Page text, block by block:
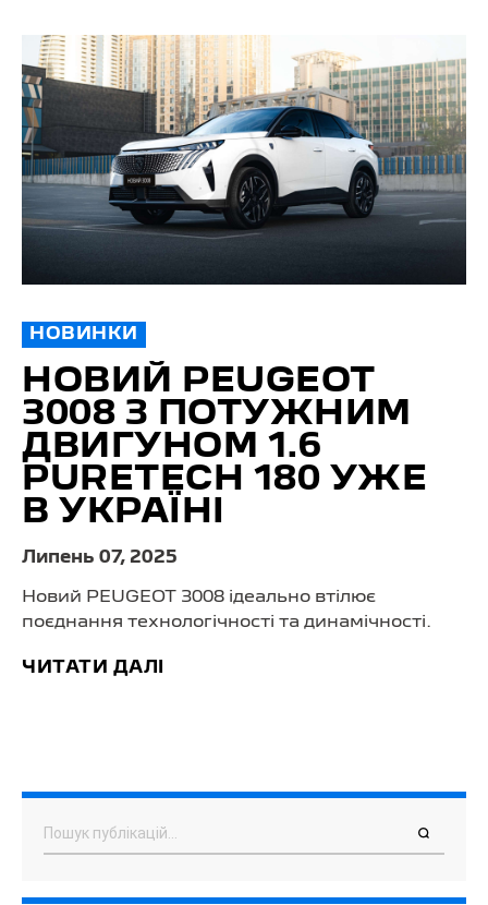
НОВИНКИ
НОВИЙ PEUGEOT
3008 З ПОТУЖНИМ
ДВИГУНОМ 1.6
PURETECH 180 УЖЕ
В УКРАЇНІ
Липень 07, 2025
Новий PEUGEOT 3008 ідеально втілює
поєднання технологічності та динамічності.
ЧИТАТИ ДАЛІ
Пошук